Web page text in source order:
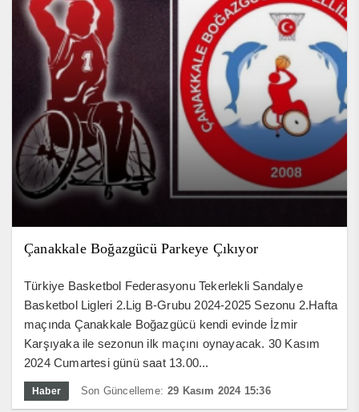
Çanakkale Boğazgücü Parkeye Çıkıyor
Türkiye Basketbol Federasyonu Tekerlekli Sandalye
Basketbol Ligleri 2.Lig B-Grubu 2024-2025 Sezonu 2.Hafta
maçında Çanakkale Boğazgücü kendi evinde İzmir
Karşıyaka ile sezonun ilk maçını oynayacak. 30 Kasım
2024 Cumartesi günü saat 13.00...
Haber Son Güncelleme: 29 Kasım 2024 15:36